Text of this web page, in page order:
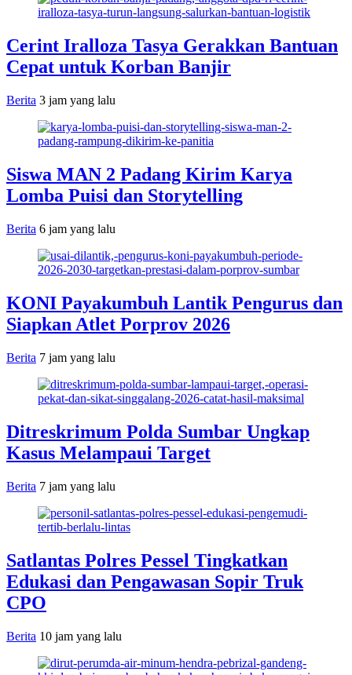
Cerint Iralloza Tasya Gerakkan Bantuan
Cepat untuk Korban Banjir
Berita 3 jam yang lalu
Siswa MAN 2 Padang Kirim Karya
Lomba Puisi dan Storytelling
Berita 6 jam yang lalu
KONI Payakumbuh Lantik Pengurus dan
Siapkan Atlet Porprov 2026
Berita 7 jam yang lalu
Ditreskrimum Polda Sumbar Ungkap
Kasus Melampaui Target
Berita 7 jam yang lalu
Satlantas Polres Pessel Tingkatkan
Edukasi dan Pengawasan Sopir Truk
CPO
Berita 10 jam yang lalu